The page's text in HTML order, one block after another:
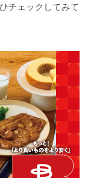
チェックしてみて